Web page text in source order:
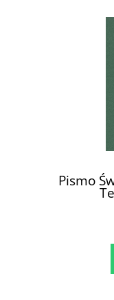
Pismo